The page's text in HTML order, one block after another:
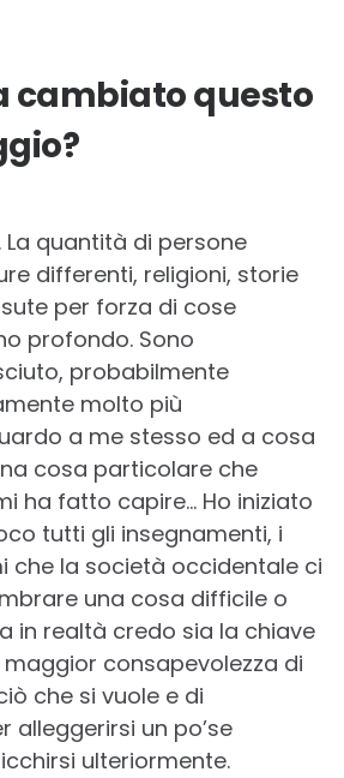
cambiato questo
quantità di persone
differenti, religioni, storie
per forza di cose
profondo. Sono
probabilmente
molto più
a me stesso ed a cosa
cosa particolare che
ha fatto capire… Ho iniziato
tutti gli insegnamenti, i
che la società occidentale ci
una cosa difficile o
in realtà credo sia la chiave
consapevolezza di
che si vuole e di
alleggerirsi un po’se
ulteriormente.